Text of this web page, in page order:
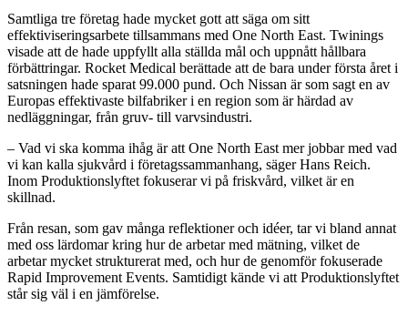
Samtliga tre företag hade mycket gott att säga om sitt
effektiviseringsarbete tillsammans med One North East. Twinings
visade att de hade uppfyllt alla ställda mål och uppnått hållbara
förbättringar. Rocket Medical berättade att de bara under första året i
satsningen hade sparat 99.000 pund. Och Nissan är som sagt en av
Europas effektivaste bilfabriker i en region som är härdad av
nedläggningar, från gruv- till varvsindustri.
– Vad vi ska komma ihåg är att One North East mer jobbar med vad
vi kan kalla sjukvård i företagssammanhang, säger Hans Reich.
Inom Produktionslyftet fokuserar vi på friskvård, vilket är en
skillnad.
Från resan, som gav många reflektioner och idéer, tar vi bland annat
med oss lärdomar kring hur de arbetar med mätning, vilket de
arbetar mycket strukturerat med, och hur de genomför fokuserade
Rapid Improvement Events. Samtidigt kände vi att Produktionslyftet
står sig väl i en jämförelse.